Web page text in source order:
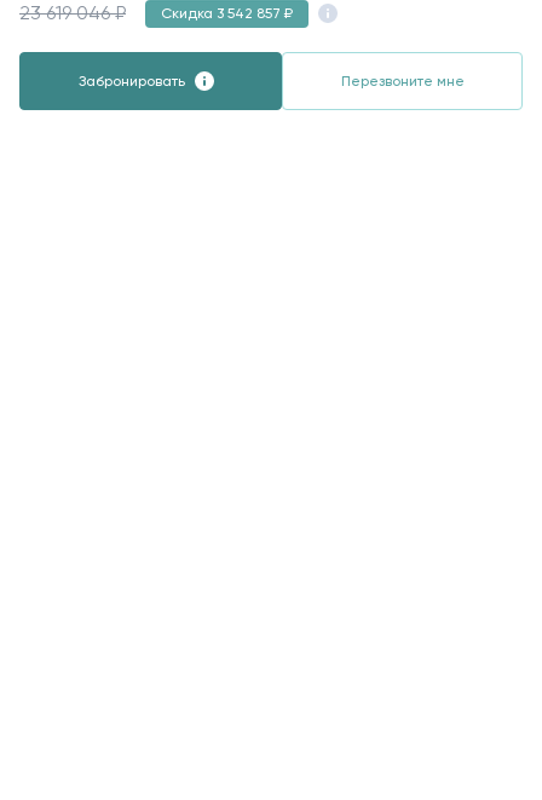
23 619 046 ₽ Скидка 3 542 857 ₽
Забронировать Перезвоните мне